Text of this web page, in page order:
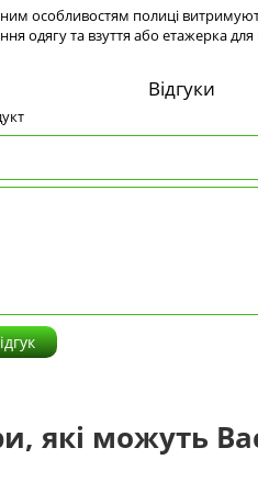
особливостям полиці
одягу та взуття або етажерка
Відгуки
які можуть